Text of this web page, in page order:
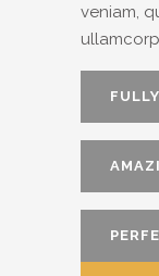
veniam,